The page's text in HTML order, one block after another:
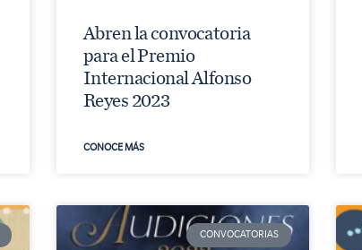
Abren la convocatoria
para el Premio
Internacional Alfonso
Reyes 2023
CONOCE MÁS
CONVOCATORIAS